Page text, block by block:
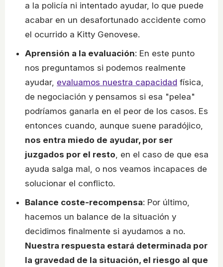
a la policía ni intentado ayudar, lo que puede
acabar en un desafortunado accidente como
el ocurrido a Kitty Genovese.
Aprensión a la evaluación: En este punto
nos preguntamos si podemos realmente
ayudar, evaluamos nuestra capacidad física,
de negociación y pensamos si esa "pelea"
podríamos ganarla en el peor de los casos. Es
entonces cuando, aunque suene paradójico,
nos entra miedo de ayudar, por ser
juzgados por el resto, en el caso de que esa
ayuda salga mal, o nos veamos incapaces de
solucionar el conflicto.
Balance coste-recompensa: Por último,
hacemos un balance de la situación y
decidimos finalmente si ayudamos a no.
Nuestra respuesta estará determinada por
la gravedad de la situación, el riesgo al que